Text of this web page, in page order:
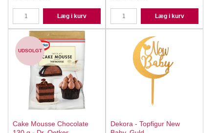
Læg i kurv Læg i kurv
UDSOLGT
Cake Mousse Chocolate
Dekora - Topfigur New